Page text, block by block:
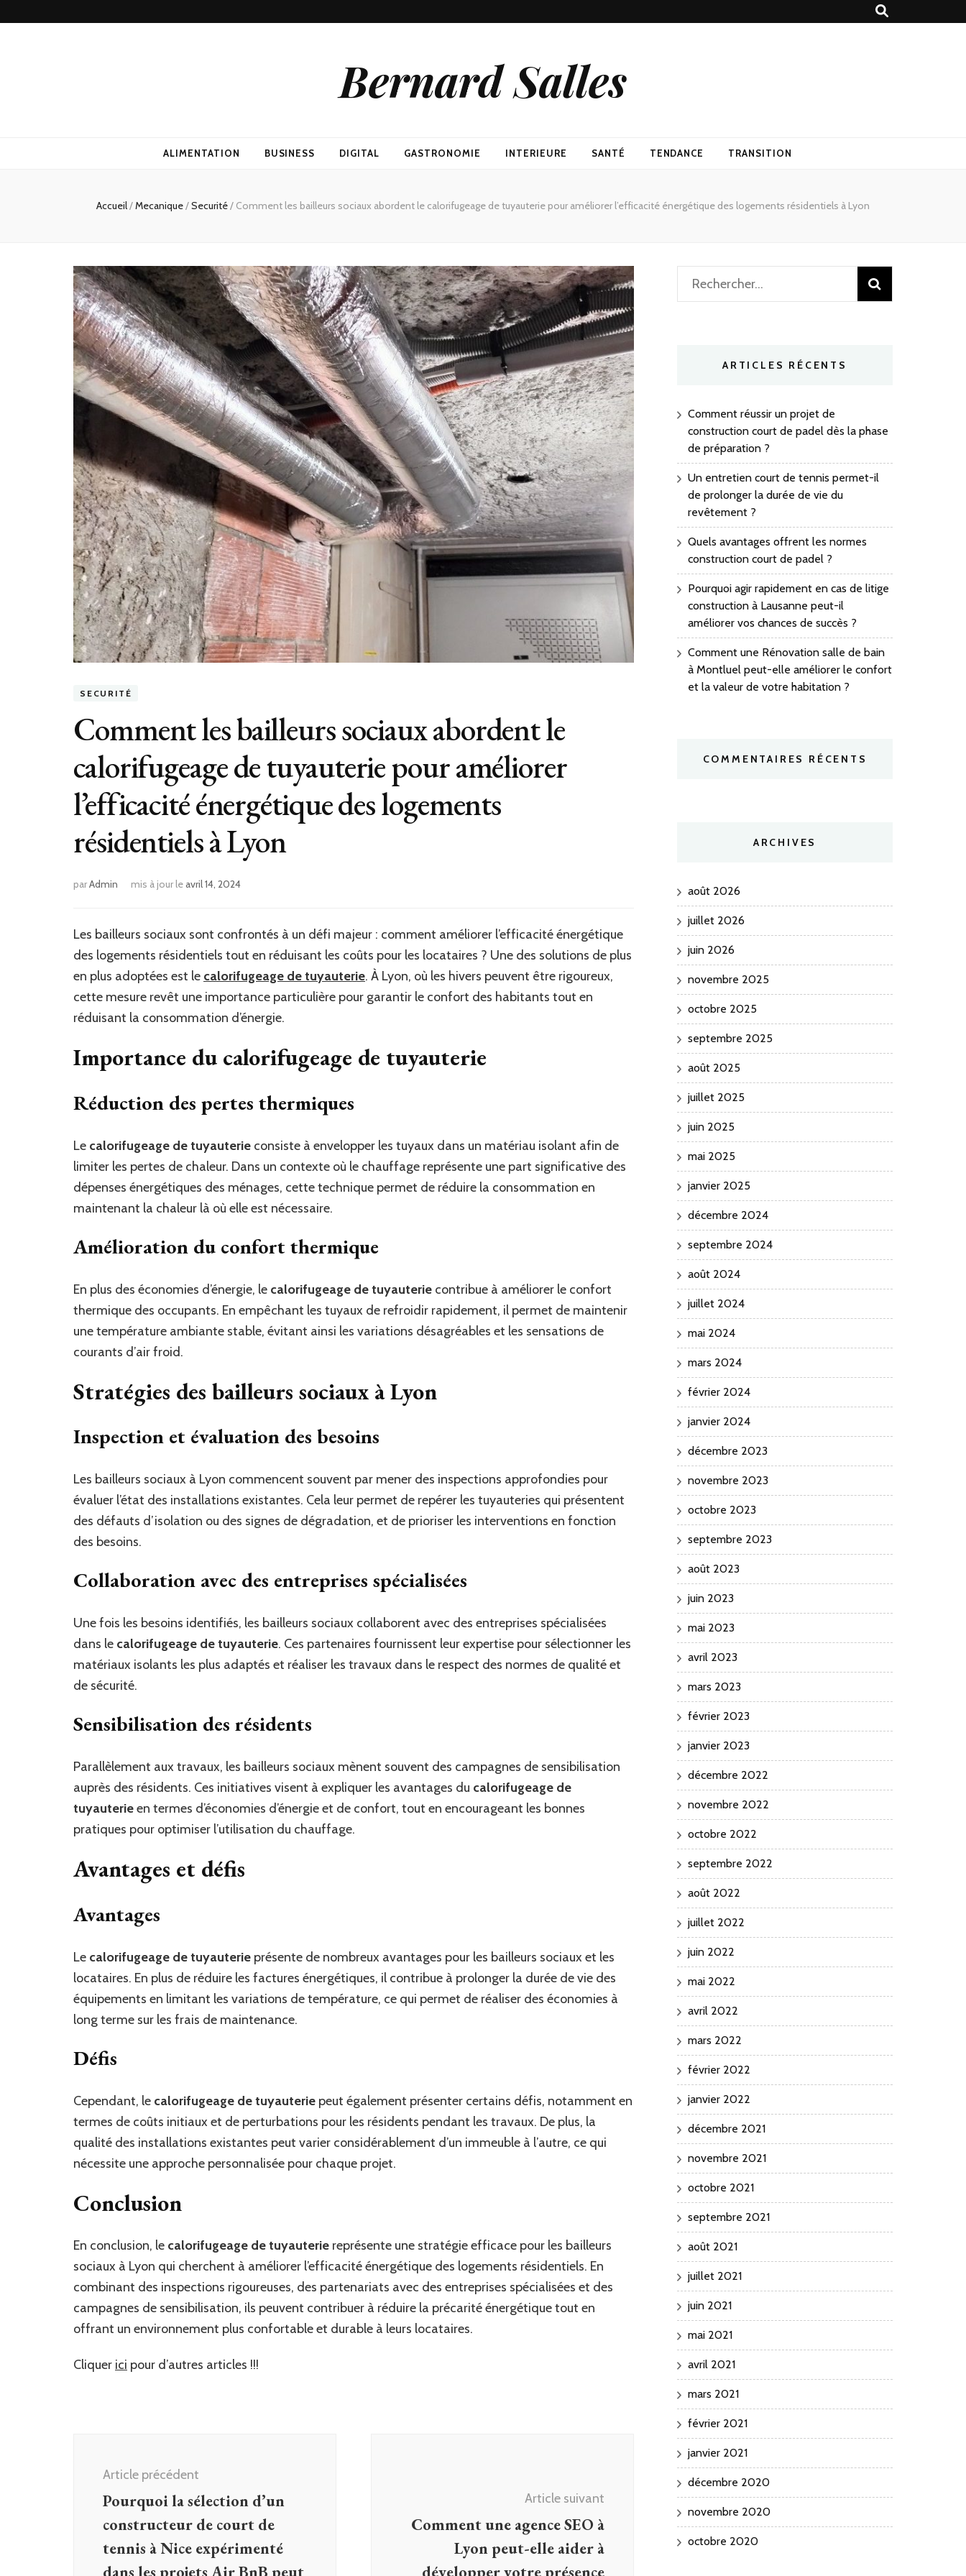
Bernard Salles
ALIMENTATION BUSINESS DIGITAL GASTRONOMIE INTERIEURE SANTÉ TENDANCE TRANSITION
Accueil/Mecanique/Securité/ Comment les bailleurs sociaux abordent le calorifugeage de tuyauterie pour améliorer l’efficacité énergétique des logements résidentiels à Lyon
SECURITÉ
Comment les bailleurs sociaux abordent le
calorifugeage de tuyauterie pour améliorer
l’efficacité énergétique des logements
résidentiels à Lyon
parAdmin mis à jour leavril 14, 2024
Les bailleurs sociaux sont confrontés à un défi majeur : comment améliorer l’efficacité énergétique
des logements résidentiels tout en réduisant les coûts pour les locataires ? Une des solutions de plus
en plus adoptées est le calorifugeage de tuyauterie. À Lyon, où les hivers peuvent être rigoureux,
cette mesure revêt une importance particulière pour garantir le confort des habitants tout en
réduisant la consommation d’énergie.
Importance du calorifugeage de tuyauterie
Réduction des pertes thermiques
Le calorifugeage de tuyauterie consiste à envelopper les tuyaux dans un matériau isolant afin de
limiter les pertes de chaleur. Dans un contexte où le chauffage représente une part significative des
dépenses énergétiques des ménages, cette technique permet de réduire la consommation en
maintenant la chaleur là où elle est nécessaire.
Amélioration du confort thermique
En plus des économies d’énergie, le calorifugeage de tuyauterie contribue à améliorer le confort
thermique des occupants. En empêchant les tuyaux de refroidir rapidement, il permet de maintenir
une température ambiante stable, évitant ainsi les variations désagréables et les sensations de
courants d’air froid.
Stratégies des bailleurs sociaux à Lyon
Inspection et évaluation des besoins
Les bailleurs sociaux à Lyon commencent souvent par mener des inspections approfondies pour
évaluer l’état des installations existantes. Cela leur permet de repérer les tuyauteries qui présentent
des défauts d’isolation ou des signes de dégradation, et de prioriser les interventions en fonction
des besoins.
Collaboration avec des entreprises spécialisées
Une fois les besoins identifiés, les bailleurs sociaux collaborent avec des entreprises spécialisées
dans le calorifugeage de tuyauterie. Ces partenaires fournissent leur expertise pour sélectionner les
matériaux isolants les plus adaptés et réaliser les travaux dans le respect des normes de qualité et
de sécurité.
Sensibilisation des résidents
Parallèlement aux travaux, les bailleurs sociaux mènent souvent des campagnes de sensibilisation
auprès des résidents. Ces initiatives visent à expliquer les avantages du calorifugeage de
tuyauterieen termes d’économies d’énergie et de confort, tout en encourageant les bonnes
pratiques pour optimiser l’utilisation du chauffage.
Avantages et défis
Avantages
Le calorifugeage de tuyauterie présente de nombreux avantages pour les bailleurs sociaux et les
locataires. En plus de réduire les factures énergétiques, il contribue à prolonger la durée de vie des
équipements en limitant les variations de température, ce qui permet de réaliser des économies à
long terme sur les frais de maintenance.
Défis
Cependant, le calorifugeage de tuyauterie peut également présenter certains défis, notamment en
termes de coûts initiaux et de perturbations pour les résidents pendant les travaux. De plus, la
qualité des installations existantes peut varier considérablement d’un immeuble à l’autre, ce qui
nécessite une approche personnalisée pour chaque projet.
Conclusion
En conclusion, le calorifugeage de tuyauterie représente une stratégie efficace pour les bailleurs
sociaux à Lyon qui cherchent à améliorer l’efficacité énergétique des logements résidentiels. En
combinant des inspections rigoureuses, des partenariats avec des entreprises spécialisées et des
campagnes de sensibilisation, ils peuvent contribuer à réduire la précarité énergétique tout en
offrant un environnement plus confortable et durable à leurs locataires.
Cliquer ici pour d’autres articles !!!
d'article
Article précédent
Pourquoi la sélection d’un
constructeur de court de
tennis à Nice expérimenté
Article suivant
Comment une agence SEO à
Lyon peut-elle aider à
Rechercher :
ARTICLES RÉCENTS
Comment réussir un projet de
construction court de padel dès la phase
de préparation ?
Un entretien court de tennis permet-il
de prolonger la durée de vie du
revêtement ?
Quels avantages offrent les normes
construction court de padel ?
Pourquoi agir rapidement en cas de litige
construction à Lausanne peut-il
améliorer vos chances de succès ?
Comment une Rénovation salle de bain
à Montluel peut-elle améliorer le confort
et la valeur de votre habitation ?
COMMENTAIRES RÉCENTS
ARCHIVES
août 2026
juillet 2026
juin 2026
novembre 2025
octobre 2025
septembre 2025
août 2025
juillet 2025
juin 2025
mai 2025
janvier 2025
décembre 2024
septembre 2024
août 2024
juillet 2024
mai 2024
mars 2024
février 2024
janvier 2024
décembre 2023
novembre 2023
octobre 2023
septembre 2023
août 2023
juin 2023
mai 2023
avril 2023
mars 2023
février 2023
janvier 2023
décembre 2022
novembre 2022
octobre 2022
septembre 2022
août 2022
juillet 2022
juin 2022
mai 2022
avril 2022
mars 2022
février 2022
janvier 2022
décembre 2021
novembre 2021
octobre 2021
septembre 2021
août 2021
juillet 2021
juin 2021
mai 2021
avril 2021
mars 2021
février 2021
janvier 2021
décembre 2020
novembre 2020
octobre 2020